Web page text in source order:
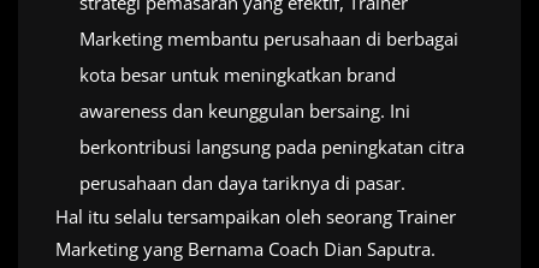
Marketing membantu perusahaan di berbagai
kota besar untuk meningkatkan brand
awareness dan keunggulan bersaing. Ini
berkontribusi langsung pada peningkatan citra
perusahaan dan daya tariknya di pasar.
Hal itu selalu tersampaikan oleh seorang Trainer
Marketing yang Bernama Coach Dian Saputra.